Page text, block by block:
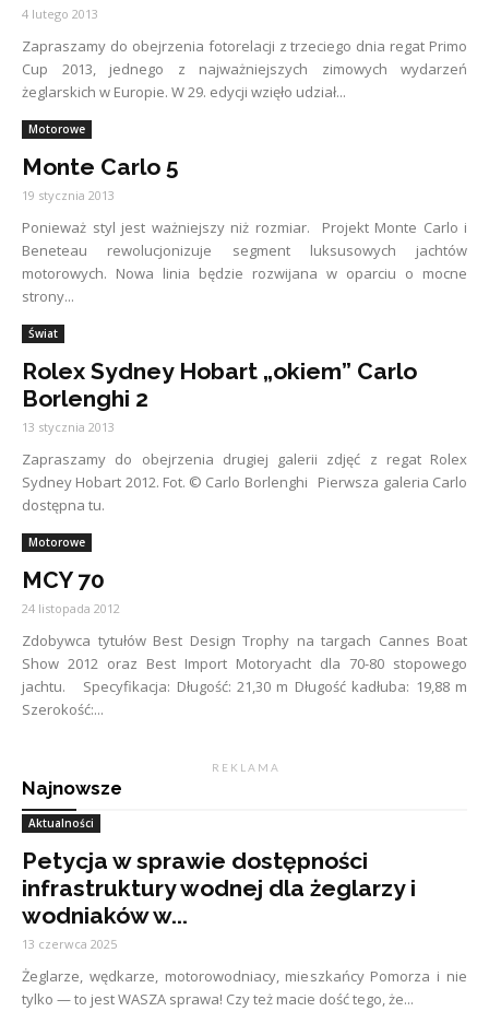
4 lutego 2013
Zapraszamy do obejrzenia fotorelacji z trzeciego dnia regat Primo
Cup 2013, jednego z najważniejszych zimowych wydarzeń
żeglarskich w Europie. W 29. edycji wzięło udział...
Motorowe
Monte Carlo 5
19 stycznia 2013
Ponieważ styl jest ważniejszy niż rozmiar. Projekt Monte Carlo i
Beneteau rewolucjonizuje segment luksusowych jachtów
motorowych. Nowa linia będzie rozwijana w oparciu o mocne
strony...
Świat
Rolex Sydney Hobart „okiem” Carlo
Borlenghi 2
13 stycznia 2013
Zapraszamy do obejrzenia drugiej galerii zdjęć z regat Rolex
Sydney Hobart 2012. Fot. © Carlo Borlenghi Pierwsza galeria Carlo
dostępna tu.
Motorowe
MCY 70
24 listopada 2012
Zdobywca tytułów Best Design Trophy na targach Cannes Boat
Show 2012 oraz Best Import Motoryacht dla 70-80 stopowego
jachtu. Specyfikacja: Długość: 21,30 m Długość kadłuba: 19,88 m
Szerokość:...
R E K L A M A
Najnowsze
Aktualności
Petycja w sprawie dostępności
infrastruktury wodnej dla żeglarzy i
wodniaków w...
13 czerwca 2025
Żeglarze, wędkarze, motorowodniacy, mieszkańcy Pomorza i nie
tylko — to jest WASZA sprawa! Czy też macie dość tego, że...